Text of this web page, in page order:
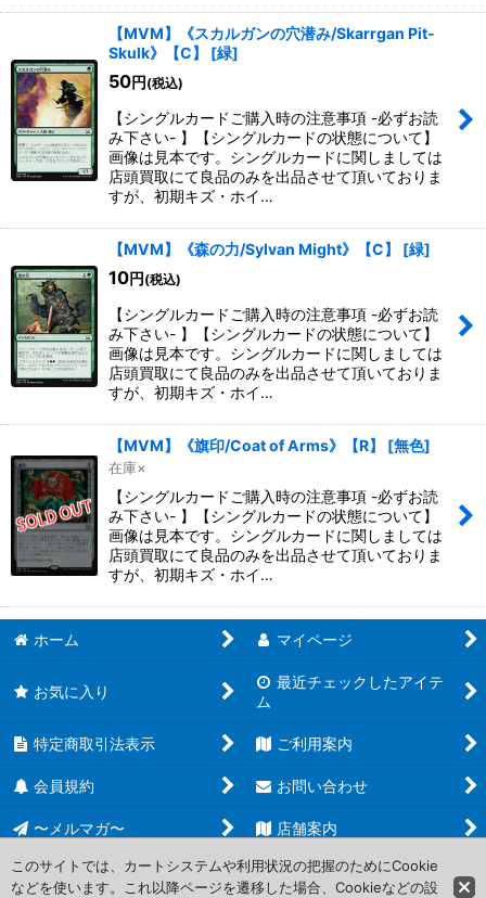
【MVM】《スカルガンの穴潜み/Skarrgan Pit-
Skulk》【C】
[緑]
50円 (税込)
【シングルカードご購入時の注意事項 -必ずお読
み下さい- 】【シングルカードの状態について】
画像は見本です。シングルカードに関しましては
店頭買取にて良品のみを出品させて頂いておりま
すが、初期キズ・ホイ…
【MVM】《森の力/Sylvan Might》【C】 [緑]
10円 (税込)
【シングルカードご購入時の注意事項 -必ずお読
み下さい- 】【シングルカードの状態について】
画像は見本です。シングルカードに関しましては
店頭買取にて良品のみを出品させて頂いておりま
すが、初期キズ・ホイ…
【MVM】《旗印/Coat of Arms》【R】 [無色]
在庫×
【シングルカードご購入時の注意事項 -必ずお読
み下さい- 】【シングルカードの状態について】
画像は見本です。シングルカードに関しましては
店頭買取にて良品のみを出品させて頂いておりま
すが、初期キズ・ホイ…
ホーム マイページ
お気に入り
最近チェックしたアイテ
ム
特定商取引法表示 ご利用案内
会員規約 お問い合わせ
〜メルマガ〜 店舗案内
Copyright (C) 2006-2017 PROJECT CORE Corporation. All Rights
このサイトでは、カートシステムや利用状況の把握のためにCookie
などを使います。これ以降ページを遷移した場合、Cookieなどの設